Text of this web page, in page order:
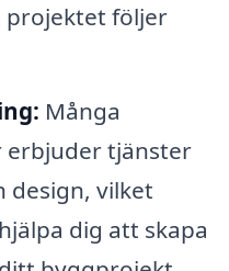
projektet följer
Många
tjänster
design, vilket
dig att skapa